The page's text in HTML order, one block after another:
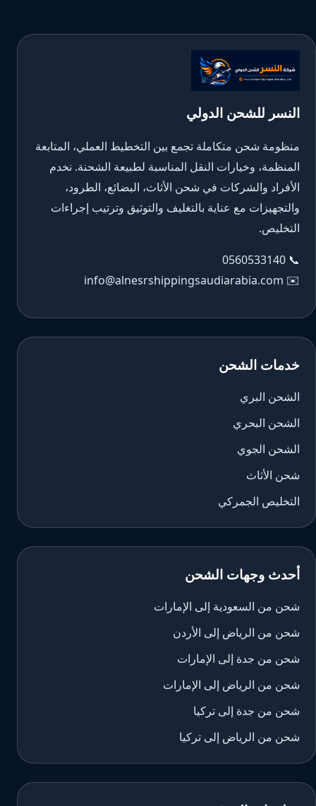
النسر للشحن الدولي
منظومة شحن متكاملة تجمع بين التخطيط العملي، المتابعة
المنظمة، وخيارات النقل المناسبة لطبيعة الشحنة. نخدم
الأفراد والشركات في شحن الأثاث، البضائع، الطرود،
والتجهيزات مع عناية بالتغليف والتوثيق وترتيب إجراءات
التخليص.
📞
0560533140
✉️
info@alnesrshippingsaudiarabia.com
خدمات الشحن
الشحن البري
الشحن البحري
الشحن الجوي
شحن الأثاث
التخليص الجمركي
أحدث وجهات الشحن
شحن من السعودية إلى الإمارات
شحن من الرياض إلى الأردن
شحن من جدة إلى الإمارات
شحن من الرياض إلى الإمارات
شحن من جدة إلى تركيا
شحن من الرياض إلى تركيا